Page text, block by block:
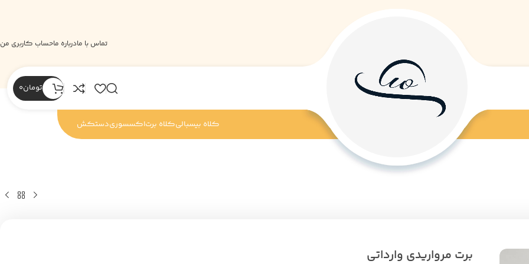
تماس با مادرباره ماحساب کاربری من
تومان0
کلاه بیسبالیکلاه برتاکسسوریدستکش
برت مرواریدی وارداتی